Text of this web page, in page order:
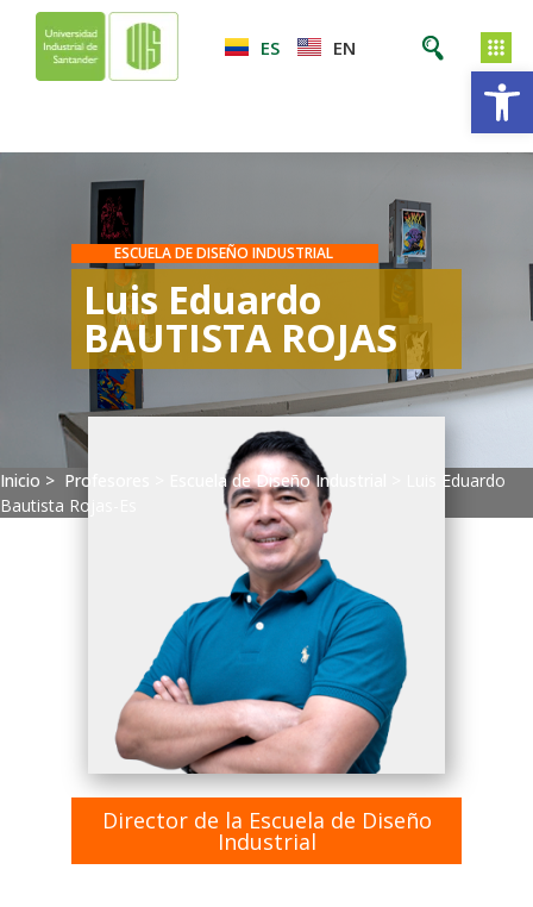
ES EN
Inicio > Profesores Escuela de Diseño Industrial
Luis Eduardo
Bautista Rojas-Es
ESCUELA DE DISEÑO INDUSTRIAL
Luis Eduardo
BAUTISTA ROJAS
Director de la Escuela de Diseño
Industrial